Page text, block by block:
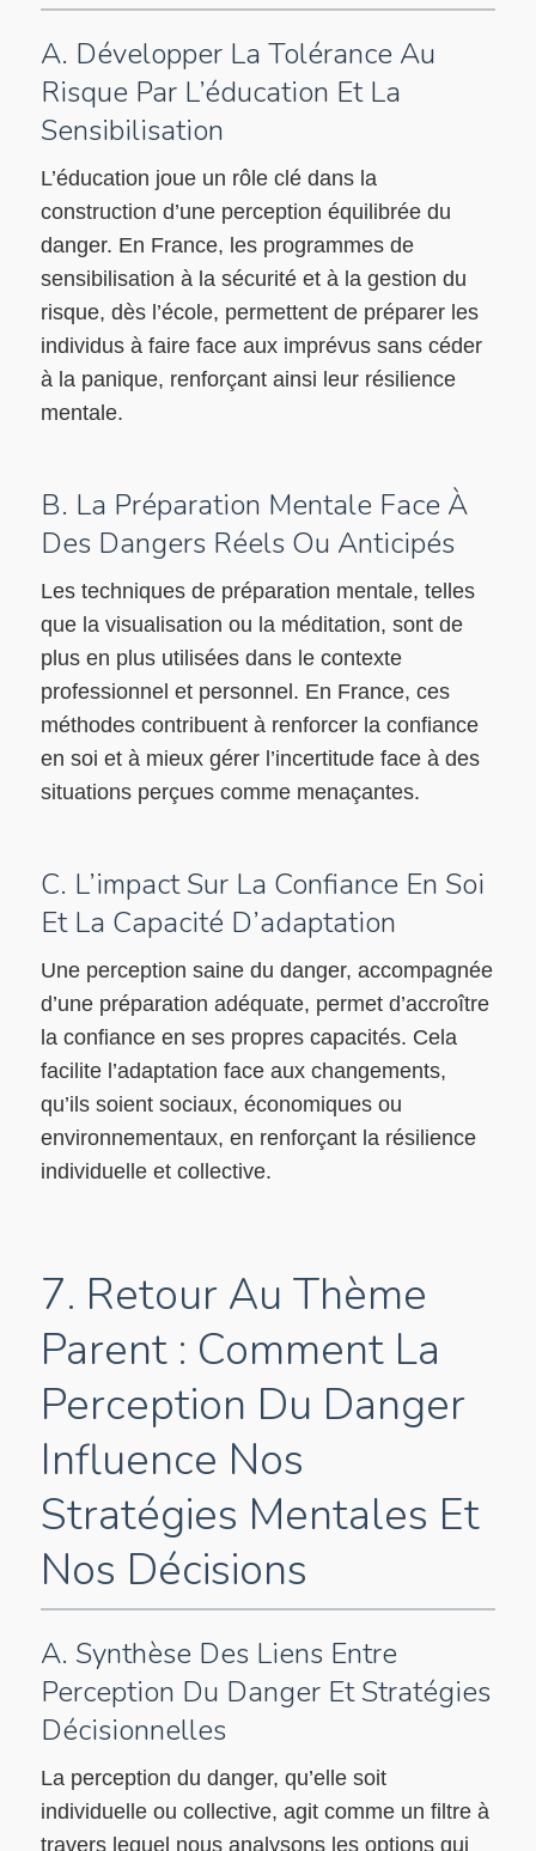
A. Développer La Tolérance Au
Risque Par L’éducation Et La
Sensibilisation
L’éducation joue un rôle clé dans la
construction d’une perception équilibrée du
danger. En France, les programmes de
sensibilisation à la sécurité et à la gestion du
risque, dès l’école, permettent de préparer les
individus à faire face aux imprévus sans céder
à la panique, renforçant ainsi leur résilience
mentale.
B. La Préparation Mentale Face À
Des Dangers Réels Ou Anticipés
Les techniques de préparation mentale, telles
que la visualisation ou la méditation, sont de
plus en plus utilisées dans le contexte
professionnel et personnel. En France, ces
méthodes contribuent à renforcer la confiance
en soi et à mieux gérer l’incertitude face à des
situations perçues comme menaçantes.
C. L’impact Sur La Confiance En Soi
Et La Capacité D’adaptation
Une perception saine du danger, accompagnée
d’une préparation adéquate, permet d’accroître
la confiance en ses propres capacités. Cela
facilite l’adaptation face aux changements,
qu’ils soient sociaux, économiques ou
environnementaux, en renforçant la résilience
individuelle et collective.
7. Retour Au Thème
Parent : Comment La
Perception Du Danger
Influence Nos
Stratégies Mentales Et
Nos Décisions
A. Synthèse Des Liens Entre
Perception Du Danger Et Stratégies
Décisionnelles
La perception du danger, qu’elle soit
individuelle ou collective, agit comme un filtre à
travers lequel nous analysons les options qui